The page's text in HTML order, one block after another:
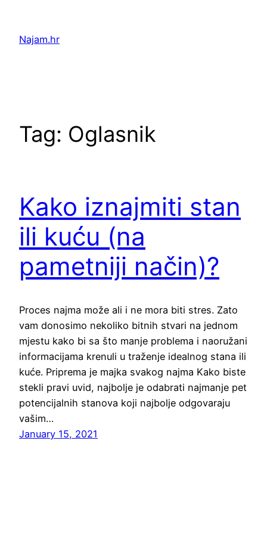
content
Najam.hr
Tag: Oglasnik
Kako iznajmiti stan
ili kuću (na
pametniji način)?
Proces najma može ali i ne mora biti stres. Zato
vam donosimo nekoliko bitnih stvari na jednom
mjestu kako bi sa što manje problema i naoružani
informacijama krenuli u traženje idealnog stana ili
kuće. Priprema je majka svakog najma Kako biste
stekli pravi uvid, najbolje je odabrati najmanje pet
potencijalnih stanova koji najbolje odgovaraju
vašim…
January 15, 2021